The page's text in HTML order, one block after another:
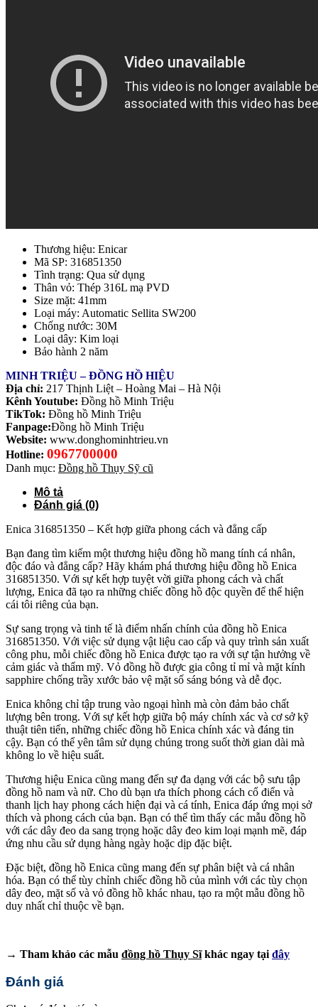
Thương hiệu: Enicar
Mã SP: 316851350
Tình trạng: Qua sử dụng
Thân vỏ: Thép 316L mạ PVD
Size mặt: 41mm
Loại máy: Automatic Sellita SW200
Chống nước: 30M
Loại dây: Kim loại
Bảo hành 2 năm
MINH TRIỆU – ĐỒNG HỒ HIỆU
Địa chỉ: 217 Thịnh Liệt – Hoàng Mai – Hà Nội
Kênh Youtube: Đồng hồ Minh Triệu
TikTok: Đồng hồ Minh Triệu
Fanpage:Đồng hồ Minh Triệu
Website: www.donghominhtrieu.vn
Hotline: 0967700000
Danh mục: Đồng hồ Thụy Sỹ cũ
Mô tả
Đánh giá (0)
Enica 316851350 – Kết hợp giữa phong cách và đẳng cấp
Bạn đang tìm kiếm một thương hiệu đồng hồ mang tính cá nhân,
độc đáo và đẳng cấp? Hãy khám phá thương hiệu đồng hồ Enica
316851350. Với sự kết hợp tuyệt vời giữa phong cách và chất
lượng, Enica đã tạo ra những chiếc đồng hồ độc quyền để thể hiện
cái tôi riêng của bạn.
Sự sang trọng và tinh tế là điểm nhấn chính của đồng hồ Enica
316851350. Với việc sử dụng vật liệu cao cấp và quy trình sản xuất
công phu, mỗi chiếc đồng hồ Enica được tạo ra với sự tận hưởng về
cảm giác và thẩm mỹ. Vỏ đồng hồ được gia công tỉ mỉ và mặt kính
sapphire chống trầy xước bảo vệ mặt số sáng bóng và dễ đọc.
Enica không chỉ tập trung vào ngoại hình mà còn đảm bảo chất
lượng bên trong. Với sự kết hợp giữa bộ máy chính xác và cơ sở kỹ
thuật tiên tiến, những chiếc đồng hồ Enica chính xác và đáng tin
cậy. Bạn có thể yên tâm sử dụng chúng trong suốt thời gian dài mà
không lo về hiệu suất.
Thương hiệu Enica cũng mang đến sự đa dạng với các bộ sưu tập
đồng hồ nam và nữ. Cho dù bạn ưa thích phong cách cổ điển và
thanh lịch hay phong cách hiện đại và cá tính, Enica đáp ứng mọi sở
thích và phong cách của bạn. Bạn có thể tìm thấy các mẫu đồng hồ
với các dây đeo da sang trọng hoặc dây đeo kim loại mạnh mẽ, đáp
ứng nhu cầu sử dụng hàng ngày hoặc dịp đặc biệt.
Đặc biệt, đồng hồ Enica cũng mang đến sự phân biệt và cá nhân
hóa. Bạn có thể tùy chỉnh chiếc đồng hồ của mình với các tùy chọn
dây đeo, mặt số và vỏ đồng hồ khác nhau, tạo ra một mẫu đồng hồ
duy nhất chỉ thuộc về bạn.
→ Tham khảo các mẫu đồng hồ Thụy Sĩkhác ngay tại đây
Đánh giá